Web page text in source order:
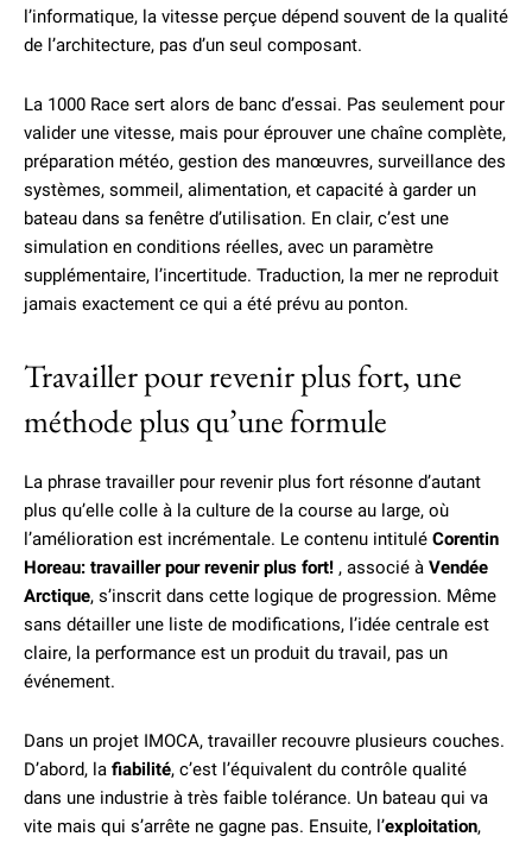
l’informatique, la vitesse perçue dépend souvent de la qualité
de l’architecture, pas d’un seul composant.
La 1000 Race sert alors de banc d’essai. Pas seulement pour
valider une vitesse, mais pour éprouver une chaîne complète,
préparation météo, gestion des manœuvres, surveillance des
systèmes, sommeil, alimentation, et capacité à garder un
bateau dans sa fenêtre d’utilisation. En clair, c’est une
simulation en conditions réelles, avec un paramètre
supplémentaire, l’incertitude. Traduction, la mer ne reproduit
jamais exactement ce qui a été prévu au ponton.
Travailler pour revenir plus fort, une
méthode plus qu’une formule
La phrase travailler pour revenir plus fort résonne d’autant
plus qu’elle colle à la culture de la course au large, où
l’amélioration est incrémentale. Le contenu intitulé Corentin
Horeau: travailler pour revenir plus fort! , associé à Vendée
Arctique, s’inscrit dans cette logique de progression. Même
sans détailler une liste de modifications, l’idée centrale est
claire, la performance est un produit du travail, pas un
événement.
Dans un projet IMOCA, travailler recouvre plusieurs couches.
D’abord, la fiabilité, c’est l’équivalent du contrôle qualité
dans une industrie à très faible tolérance. Un bateau qui va
vite mais qui s’arrête ne gagne pas. Ensuite, l’exploitation,